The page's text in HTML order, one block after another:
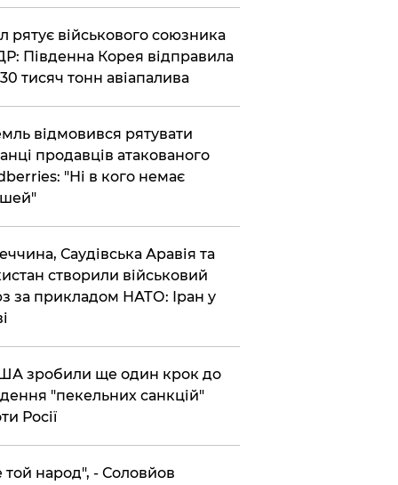
рятує військового союзника
Південна Корея відправила
тисяч тонн авіапалива
відмовився рятувати
продавців атакованого
"Ні в кого немає
Саудівська Аравія та
створили військовий
за прикладом НАТО: Іран у
зробили ще один крок до
"пекельних санкцій"
Росії
той народ", - Соловйов